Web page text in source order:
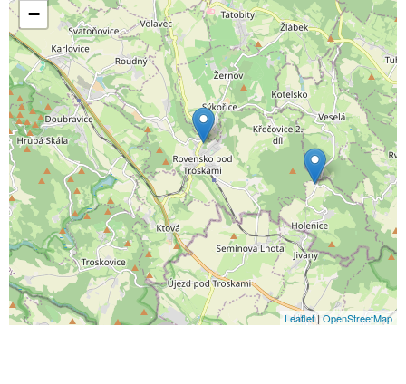
−
Leaflet|OpenStreetMap